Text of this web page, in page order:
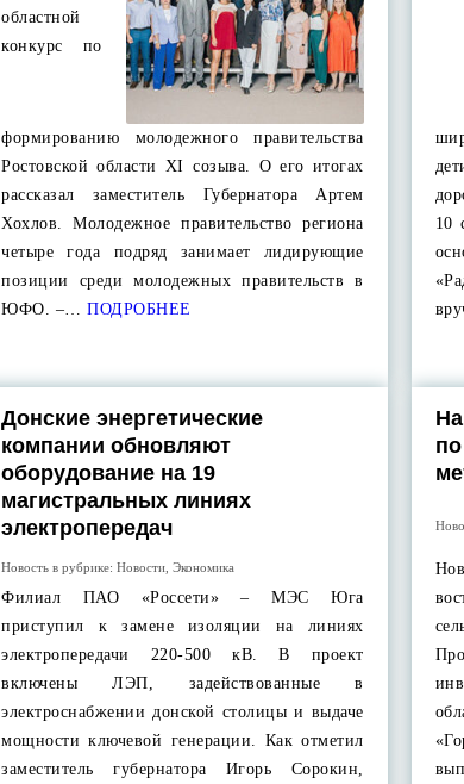
областной
конкурс по
формированию молодежного правительства
Ростовской области XI созыва. О его итогах
рассказал заместитель Губернатора Артем
Хохлов. Молодежное правительство региона
четыре года подряд занимает лидирующие
позиции среди молодежных правительств в
ЮФО. –… ПОДРОБНЕЕ
10
Донские энергетические
компании обновляют
оборудование на 19
магистральных линиях
электропередач
Новость в рубрике:Новости ,Экономика
Филиал ПАО «Россети» – МЭС Юга
приступил к замене изоляции на линиях
электропередачи 220-500 кВ. В проект
включены ЛЭП, задействованные в
электроснабжении донской столицы и выдаче
мощности ключевой генерации. Как отметил
заместитель губернатора Игорь Сорокин,